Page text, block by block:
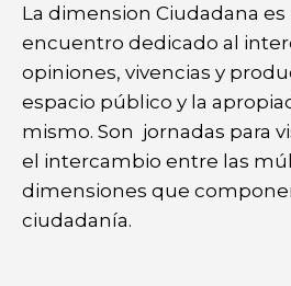
La dimension Ciudadana
encuentro dedicado al
opiniones, vivencias y
espacio público y la
mismo. Son jornadas para
el intercambio entre las
dimensiones que
ciudadanía.